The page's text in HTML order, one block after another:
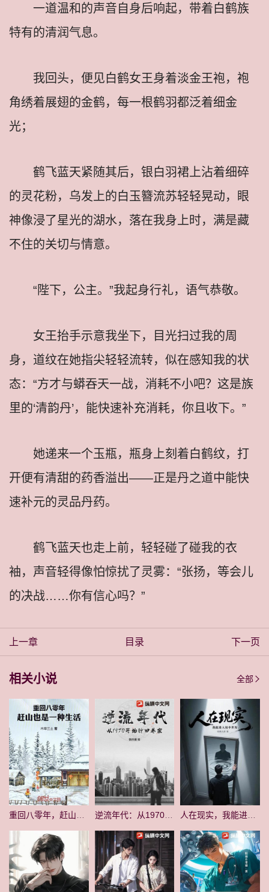
一道温和的声音自身后响起，带着白鹤族
特有的清润气息。
我回头，便见白鹤女王身着淡金王袍，袍
角绣着展翅的金鹤，每一根鹤羽都泛着细金
光；
鹤飞蓝天紧随其后，银白羽裙上沾着细碎
的灵花粉，乌发上的白玉簪流苏轻轻晃动，眼
神像浸了星光的湖水，落在我身上时，满是藏
不住的关切与情意。
“陛下，公主。”我起身行礼，语气恭敬。
女王抬手示意我坐下，目光扫过我的周
身，道纹在她指尖轻轻流转，似在感知我的状
态：“方才与蟒吞天一战，消耗不小吧？这是族
里的‘清韵丹’，能快速补充消耗，你且收下。”
她递来一个玉瓶，瓶身上刻着白鹤纹，打
开便有清甜的药香溢出——正是丹之道中能快
速补元的灵品丹药。
鹤飞蓝天也走上前，轻轻碰了碰我的衣
袖，声音轻得像怕惊扰了灵雾：“张扬，等会儿
的决战……你有信心吗？”
上一章 目录 下一页
相关小说 全部
逆流年代：从1970开始种田养家